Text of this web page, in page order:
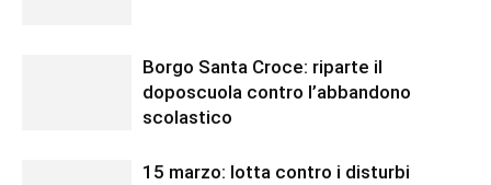
Borgo Santa Croce: riparte il
doposcuola contro l’abbandono
scolastico
15 marzo: lotta contro i disturbi